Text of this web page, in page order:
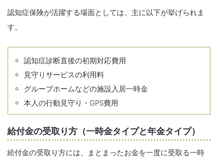
認知症保険が活躍する場面としては、主に以下が挙げられま
す。
認知症診断直後の初期対応費用
見守りサービスの利用料
グループホームなどの施設入居一時金
本人の行動見守り・GPS費用
給付金の受取り方（一時金タイプと年金タイプ）
給付金の受取り方には、まとまったお金を一度に受取る一時